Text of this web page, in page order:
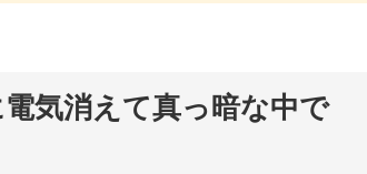
気消えて真っ暗な中で